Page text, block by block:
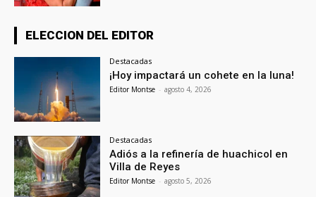
ELECCION DEL EDITOR
Destacadas
¡Hoy impactará un cohete en la luna!
Editor Montse - agosto 4, 2026
Destacadas
Adiós a la refinería de huachicol en
Villa de Reyes
Editor Montse - agosto 5, 2026